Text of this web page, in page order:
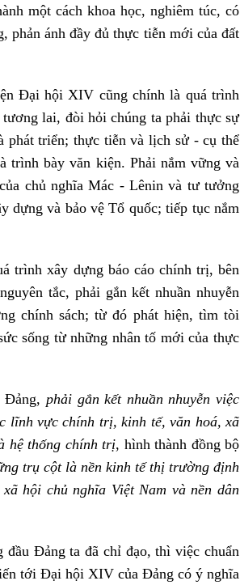
một cách khoa học, nghiêm túc, có
phản ánh đầy đủ thực tiễn mới của đất
Đại hội XIV cũng chính là quá trình
lai, đòi hỏi chúng ta phải thực sự
phát triển; thực tiễn và lịch sử - cụ thể
trình bày văn kiện. Phải nắm vững và
chủ nghĩa Mác - Lênin và tư tưởng
dựng và bảo vệ Tổ quốc; tiếp tục nắm
trình xây dựng báo cáo chính trị, bên
tắc, phải gắn kết nhuần nhuyễn
chính sách; từ đó phát hiện, tìm tòi
sống từ những nhân tố mới của thực
Đảng, phải gắn kết nhuần nhuyễn việc
lĩnh vực chính trị, kinh tế, văn hoá, xã
hệ thống chính trị, hình thành đồng bộ
trụ cột là nền kinh tế thị trường định
hội chủ nghĩa Việt Nam và nền dân
Đảng ta đã chỉ đạo, thì việc chuẩn
tới Đại hội XIV của Đảng có ý nghĩa